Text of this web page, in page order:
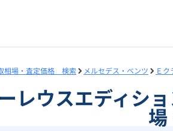
相場・査定価格 検索 メルセデス・ベンツ Ｅク
レウスエディシ